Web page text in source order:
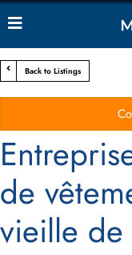
Back to Listings
de
vieille